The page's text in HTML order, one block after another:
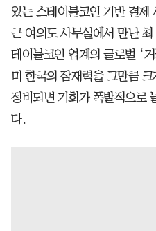
있는 스테이블코인 기반 결제
근 여의도 사무실에서 만난
테이블코인 업계의 글로벌 ‘
미 한국의 잠재력을 그만큼
정비되면 기회가 폭발적으로
다.